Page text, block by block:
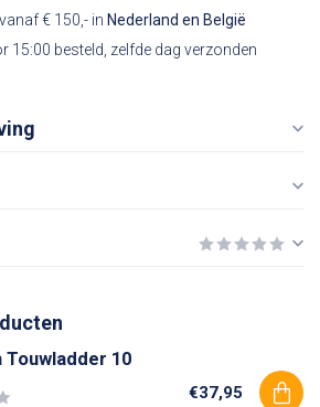
vanaf € 150,- in Nederland en België
15:00 besteld, zelfde dag verzonden
Touwladder 10
€37,95